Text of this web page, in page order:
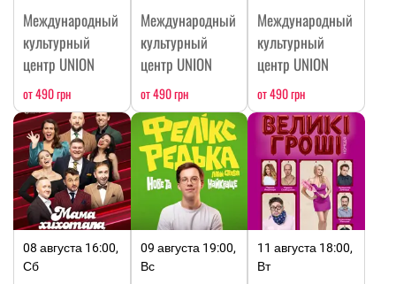
Международный
культурный
центр UNION
от 490 грн
Международный
культурный
центр UNION
от 490 грн
Международный
культурный
центр UNION
от 490 грн
08 августа 16:00,
Сб
09 августа 19:00,
Вс
11 августа 18:00,
Вт